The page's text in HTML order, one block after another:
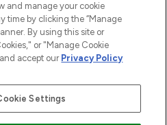
and manage your cookie
time by clicking the “Manage
By using this site or
or "Manage Cookie
accept our Privacy Policy
Settings